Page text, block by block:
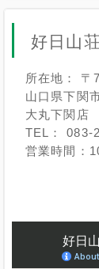
好日山
所在地： 〒
山口県下関
大丸下関店
TEL： 083-
営業時間：